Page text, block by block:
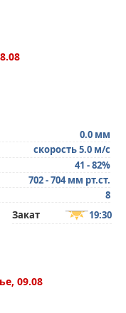
0.0 мм
скорость 5.0 м/с
41 - 82%
702 - 704 мм рт.ст.
8
Закат 19:30
09.08